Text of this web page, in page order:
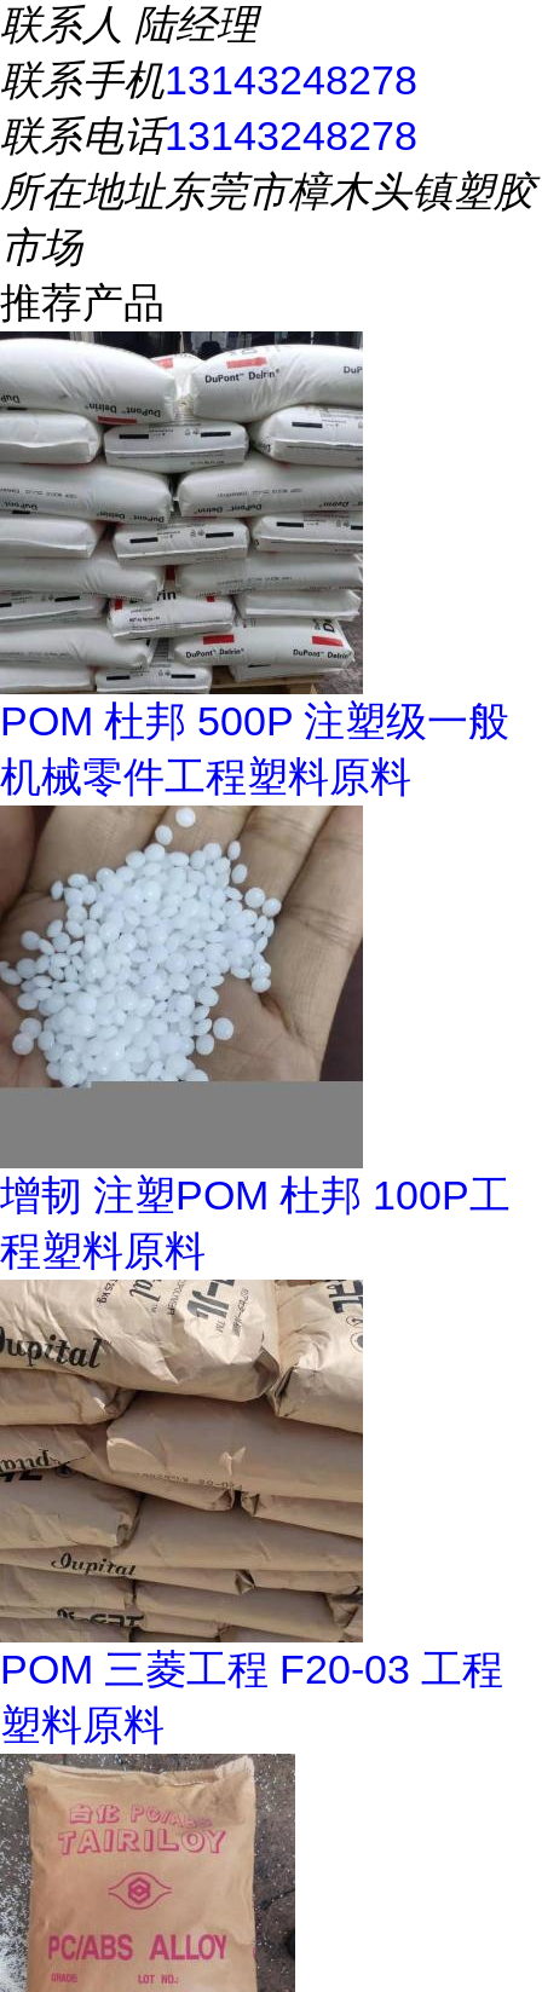
联系人 陆经理
联系手机13143248278
联系电话13143248278
所在地址东莞市樟木头镇塑胶
市场
推荐产品
POM 杜邦 500P 注塑级一般
机械零件工程塑料原料
增韧 注塑POM 杜邦 100P工
程塑料原料
POM 三菱工程 F20-03 工程
塑料原料